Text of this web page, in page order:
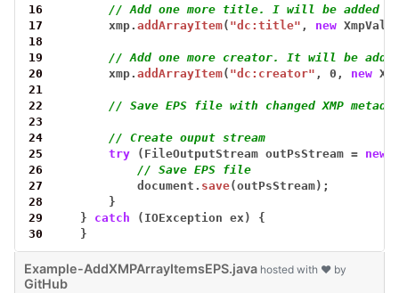
16
// Add one more title. I will be added
17
xmp.addArrayItem( "dc:title" , new
18
19
// Add one more creator. It will be
20
xmp.addArrayItem( "dc:creator" , 0, new
21
22
// Save EPS file with changed XMP
23
24
// Create ouput stream
25
try (FileOutputStream outPsStream = new
26
// Save EPS file
27
document. save(outPsStream);
28
}
29
} catch (IOException ex)
{
30
}
Example-AddXMPArrayItemsEPS.java hosted with ❤ by
GitHub